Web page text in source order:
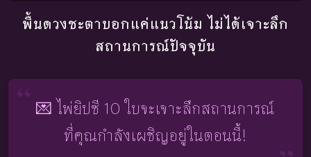
พื้นดวงชะตาบอกแค่แนวโน้ม ไม่ได้เจาะลึก
สถานการณ์ปัจจุบัน
💌 ไพ่ยิปซี 10 ใบจะเจาะลึกสถานการณ์
ที่คุณกำลังเผชิญอยู่ในตอนนี้!